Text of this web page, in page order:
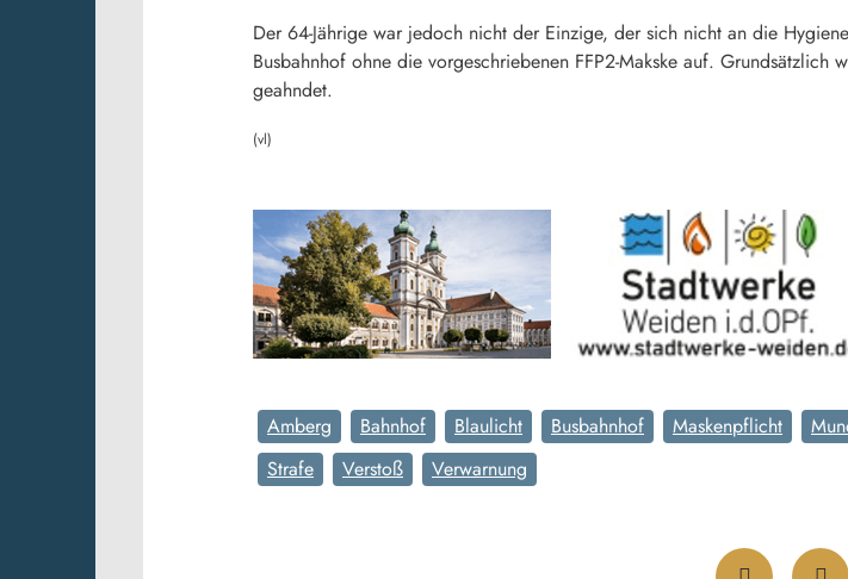
Der 64-Jährige war jedoch nicht der Einzige, der sich nicht an die
Busbahnhof ohne die vorgeschriebenen FFP2-Makske auf.
geahndet.
(vl)
Amberg Bahnhof Blaulicht Busbahnhof Maskenpflicht
Strafe
Verstoß Verwarnung